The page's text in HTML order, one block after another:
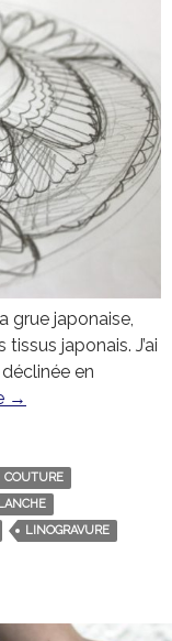
grue japonaise,
japonais. J’ai
en
La grue japonaise
→
COUTURE
LINOGRAVURE